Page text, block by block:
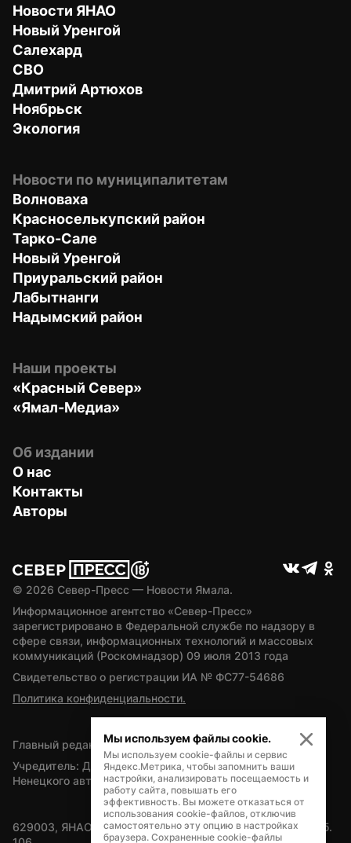
Новости ЯНАО
Новый Уренгой
Салехард
СВО
Дмитрий Артюхов
Ноябрьск
Экология
Новости по муниципалитетам
Волноваха
Красноселькупский район
Тарко-Сале
Новый Уренгой
Приуральский район
Лабытнанги
Надымский район
Наши проекты
«Красный Север»
«Ямал-Медиа»
Об издании
О нас
Контакты
Авторы
© 2026 Север-Пресс — Новости Ямала.
Информационное агентство «Север-Пресс»
зарегистрировано в Федеральной службе по надзору в
сфере связи, информационных технологий и массовых
коммуникаций (Роскомнадзор) 09 июля 2013 года
Свидетельство о регистрации ИА № ФС77-54686
Политика конфиденциальности.
Главный редактор — А.Л. Поздеев
Учредитель: Департамент внутренней политики Ямало-
Ненецкого автономного округа
629003, ЯНАО, Салехард, мкр. Богдана Кнунянца, д.1, каб.
Мы используем файлы cookie.
Мы используем cookie-файлы и сервис
Яндекс.Метрика, чтобы запомнить ваши
настройки, анализировать посещаемость и
работу сайта, повышать его
эффективность. Вы можете отказаться от
использования cookie-файлов, отключив
самостоятельно эту опцию в настройках
браузера. Сохраненные cookie-файлы